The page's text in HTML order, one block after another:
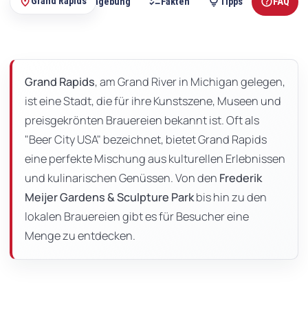
dieser
Seite
Grand Rapids, am Grand River in Michigan gelegen,
ist eine Stadt, die für ihre Kunstszene, Museen und
preisgekrönten Brauereien bekannt ist. Oft als
"Beer City USA" bezeichnet, bietet Grand Rapids
eine perfekte Mischung aus kulturellen Erlebnissen
und kulinarischen Genüssen. Von den Frederik
Meijer Gardens & Sculpture Parkbis hin zu den
lokalen Brauereien gibt es für Besucher eine
Menge zu entdecken.